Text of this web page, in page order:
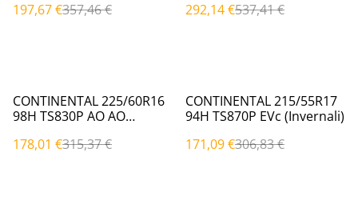
197,67 €357,46 € 292,14 €537,41 €
%
CONTINENTAL 225/60R16
98H TS830P AO AO
178,01 €315,37 €
%
CONTINENTAL 215/55R17
94H TS870P EVc (Invernali)
171,09 €306,83 €